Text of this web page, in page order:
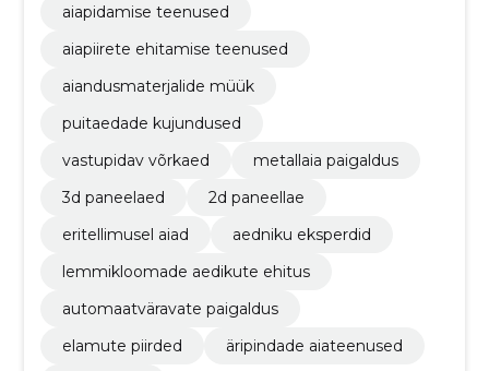
aiapidamise teenused
aiapiirete ehitamise teenused
aiandusmaterjalide müük
puitaedade kujundused
vastupidav võrkaed
metallaia paigaldus
3d paneelaed
2d paneellae
eritellimusel aiad
aedniku eksperdid
lemmikloomade aedikute ehitus
automaatväravate paigaldus
elamute piirded
äripindade aiateenused